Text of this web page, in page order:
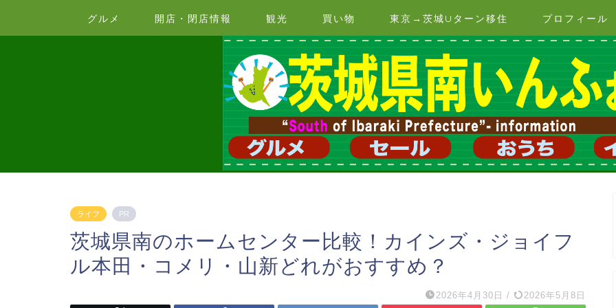
グルメ 開店・閉店情報 観光 買い物 東京→茨城Uターン移住 プロフィール
ライフ PR
茨城県南のホームセンター比較！カインズ・ジョイフ
ル本田・コメリ・山新どれがおすすめ？
2026年4月30日 / 2026年5月8日